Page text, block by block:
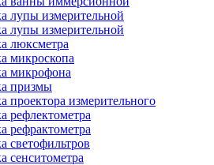
лупы измерительной
лупы измерительной
люксметра
микроскопа
микрофона
призмы
проектора измерительного
рефлектометра
рефрактометра
светофильтров
сенситометра